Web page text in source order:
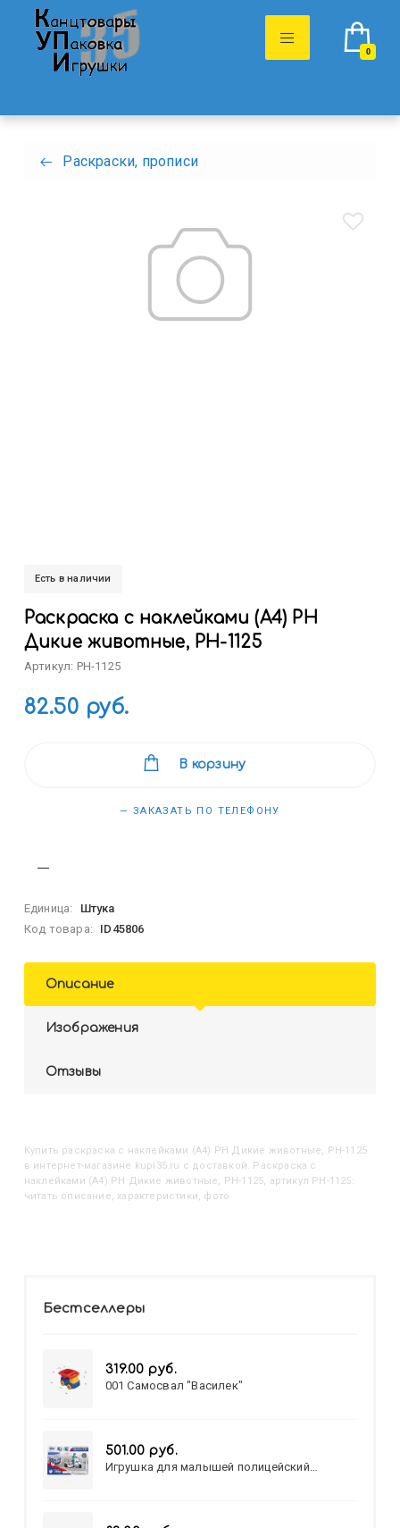
0
Раскраски, прописи
Есть в наличии
Раскраска с наклейками (А4) РН
Дикие животные, РН-1125
Артикул: РН-1125
82.50 руб.
В корзину
— ЗАКАЗАТЬ ПО ТЕЛЕФОНУ
Единица:
Штука
Код товара:
ID45806
Описание
Изображения
Отзывы
Купить
Раскраска с наклейками (А4) РН Дикие животные, РН-1125
в интернет-магазине kupi35.ru с доставкой. Раскраска с
наклейками (А4) РН Дикие животные, РН-1125, артикул РН-1125:
читать описание, характеристики, фото
Бестселлеры
319.00 руб.
001 Самосвал "Василек"
501.00 руб.
Игрушка для малышей полицейский